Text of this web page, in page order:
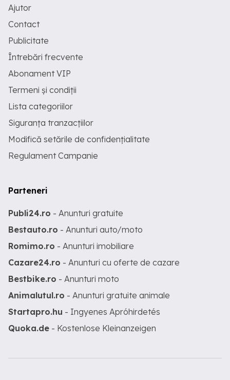
Ajutor
Contact
Publicitate
Întrebări frecvente
Abonament VIP
Termeni și condiții
Lista categoriilor
Siguranța tranzacțiilor
Modifică setările de confidențialitate
Regulament Campanie
Parteneri
Publi24.ro - Anunturi gratuite
Bestauto.ro - Anunturi auto/moto
Romimo.ro - Anunturi imobiliare
Cazare24.ro - Anunturi cu oferte de cazare
Bestbike.ro - Anunturi moto
Animalutul.ro - Anunturi gratuite animale
Startapro.hu - Ingyenes Apróhirdetés
Quoka.de - Kostenlose Kleinanzeigen